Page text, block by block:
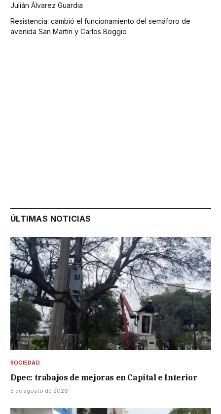
Julián Álvarez Guardia
Resistencia: cambió el funcionamiento del semáforo de
avenida San Martín y Carlos Boggio
ÚLTIMAS NOTICIAS
SOCIEDAD
Dpec: trabajos de mejoras en Capital e Interior
5 de agosto de 2026